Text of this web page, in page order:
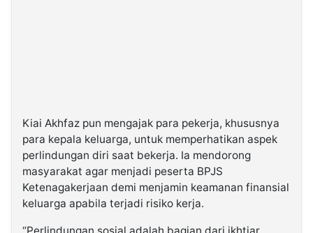
Kiai Akhfaz pun mengajak para pekerja, khususnya
para kepala keluarga, untuk memperhatikan aspek
perlindungan diri saat bekerja. Ia mendorong
masyarakat agar menjadi peserta BPJS
Ketenagakerjaan demi menjamin keamanan finansial
keluarga apabila terjadi risiko kerja.